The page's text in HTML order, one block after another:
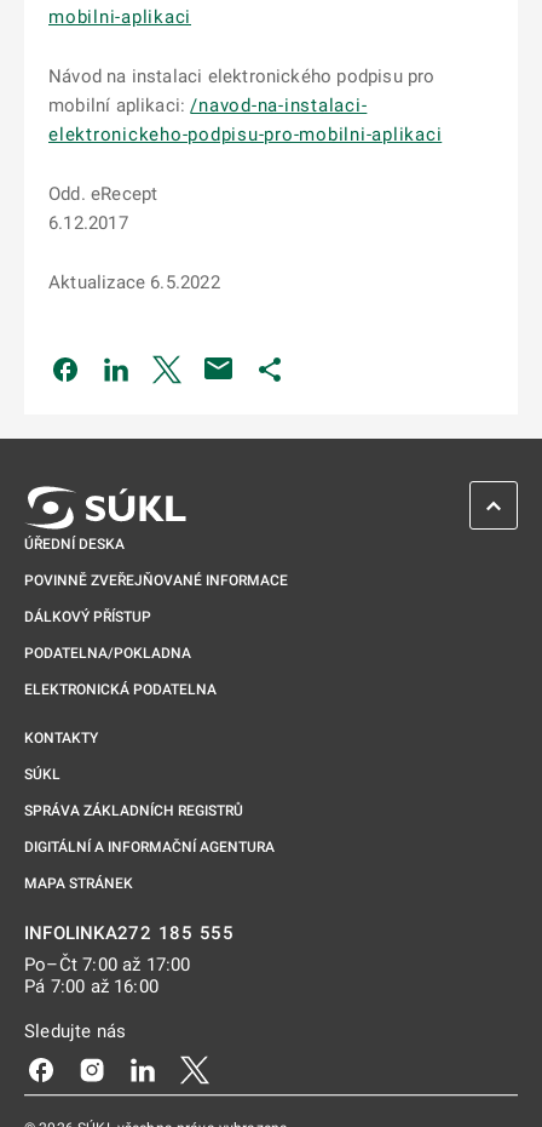
mobilni-aplikaci
Návod na instalaci elektronického podpisu pro
mobilní aplikaci:/navod-na-instalaci-
elektronickeho-podpisu-pro-mobilni-aplikaci
Odd. eRecept
6.12.2017
Aktualizace 6.5.2022
Odkaz se otevře na nové kartě
Odkaz se otevře na nové kartě
Odkaz se otevře na nové kartě
ÚŘEDNÍ DESKA
POVINNĚ ZVEŘEJŇOVANÉ INFORMACE
DÁLKOVÝ PŘÍSTUP
PODATELNA/POKLADNA
ELEKTRONICKÁ PODATELNA
KONTAKTY
SÚKL
SPRÁVA ZÁKLADNÍCH REGISTRŮ
DIGITÁLNÍ A INFORMAČNÍ AGENTURA
MAPA STRÁNEK
INFOLINKA272 185 555
Po–Čt 7:00 až 17:00
Pá 7:00 až 16:00
Sledujte nás
Odkaz se otevře na nové kartě
Odkaz se otevře na nové kartě
Odkaz se otevře na nové kartě
ZPĚT